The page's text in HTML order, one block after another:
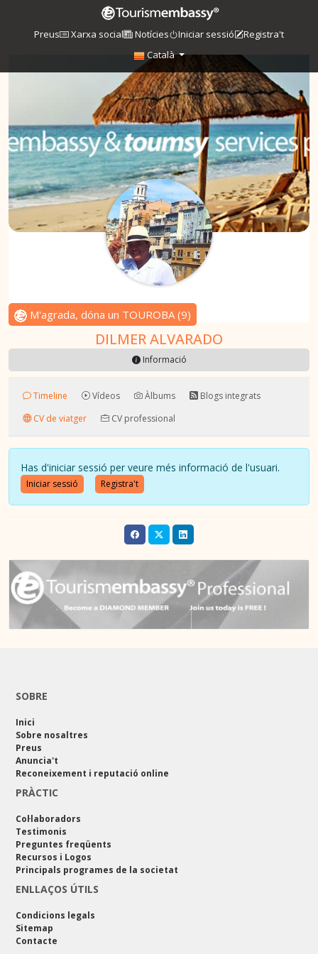
Preus Xarxa social Notícies Iniciar sessió
Registra't
Català
M'agrada, dóna un TOUROBA(9)
DILMER ALVARADO
Informació
Timeline Vídeos Àlbums
Blogs integrats
CV de viatger
CV professional
Has d'iniciar sessió per veure més informació de l'usuari.
Iniciar sessió Registra't
SOBRE
Inici
Sobre nosaltres
Preus
Anuncia't
Reconeixement i reputació online
PRÀCTIC
Col·laboradors
Testimonis
Preguntes freqüents
Recursos i Logos
Principals programes de la societat
ENLLAÇOS ÚTILS
Condicions legals
Sitemap
Contacte